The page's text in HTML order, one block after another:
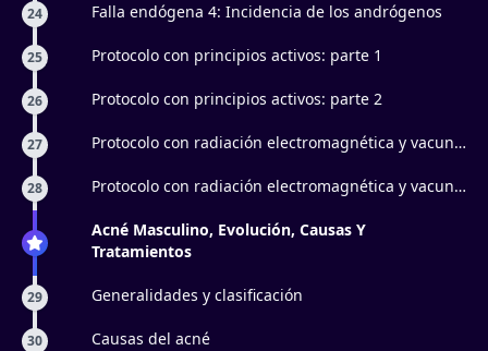
24 Falla endógena 4: Incidencia de los andrógenos
25 Protocolo con principios activos: parte 1
26 Protocolo con principios activos: parte 2
27
Protocolo con radiación electromagnética y vacun
28
Protocolo con radiación electromagnética y vacun
Acné Masculino, Evolución, Causas Y
Tratamientos
29 Generalidades y clasificación
30 Causas del acné